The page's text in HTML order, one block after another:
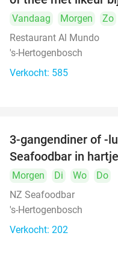
Vandaag Morgen Zo
Restaurant Al Mundo
's-Hertogenbosch
Verkocht: 585
3-gangendiner of -
Seafoodbar in
Morgen Di Wo
Do
NZ Seafoodbar
's-Hertogenbosch
Verkocht: 202